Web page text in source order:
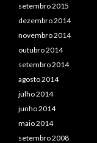
setembro 2015
dezembro 2014
novembro 2014
outubro 2014
setembro 2014
agosto 2014
julho 2014
junho 2014
maio 2014
setembro 2008